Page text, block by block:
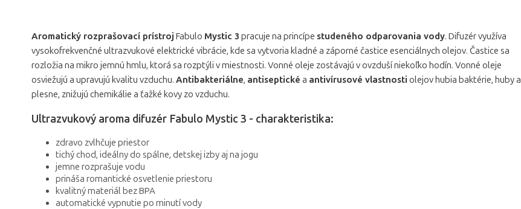
Aromatický rozprašovací prístroj Fabulo Mystic 3 pracuje na princípe studeného odparovania vody. Difuzér využíva
vysokofrekvenčné ultrazvukové elektrické vibrácie, kde sa vytvoria kladné a záporné častice esenciálnych olejov. Častice sa
rozložia na mikro jemnú hmlu, ktorá sa rozptýli v miestnosti. Vonné oleje zostávajú v ovzduší niekoľko hodín. Vonné oleje
osviežujú a upravujú kvalitu vzduchu. Antibakteriálne, antiseptické a antivírusové vlastnosti olejov hubia baktérie, huby a
plesne, znižujú chemikálie a ťažké kovy zo vzduchu.
Ultrazvukový aroma difuzér Fabulo Mystic 3 - charakteristika:
zdravo zvlhčuje priestor
tichý chod, ideálny do spálne, detskej izby aj na jogu
jemne rozprašuje vodu
prináša romantické osvetlenie priestoru
kvalitný materiál bez BPA
automatické vypnutie po minutí vody